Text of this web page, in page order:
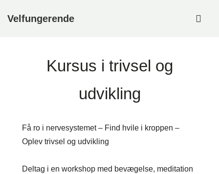
HopVelfungerende
Kursus i trivsel og
udvikling
Få ro i nervesystemet – Find hvile i kroppen –
Oplev trivsel og udvikling
Deltag i en workshop med bevægelse, meditation